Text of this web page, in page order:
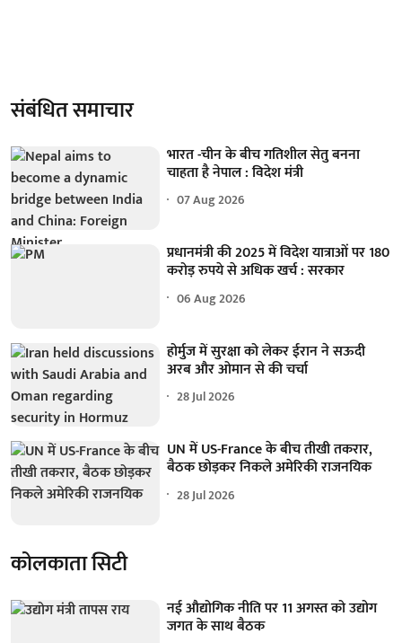
संबंधित समाचार
भारत -चीन के बीच गतिशील सेतु बनना
चाहता है नेपाल : विदेश मंत्री
07 Aug 2026
प्रधानमंत्री की 2025 में विदेश यात्राओं पर 180
करोड़ रुपये से अधिक खर्च : सरकार
06 Aug 2026
होर्मुज में सुरक्षा को लेकर ईरान ने सऊदी
अरब और ओमान से की चर्चा
28 Jul 2026
UN में US-France के बीच तीखी तकरार,
बैठक छोड़कर निकले अमेरिकी राजनयिक
28 Jul 2026
कोलकाता सिटी
नई औद्योगिक नीति पर 11 अगस्त को उद्योग
जगत के साथ बैठक